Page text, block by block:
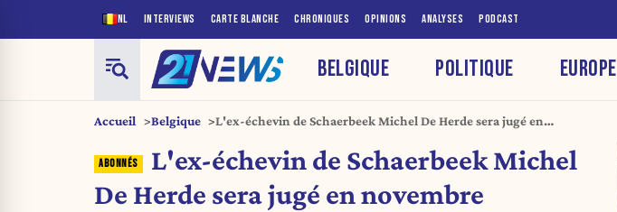
NL INTERVIEWS CARTE BLANCHE CHRONIQUES OPINIONS ANALYSES PODCAST
BELGIQUE POLITIQUE EUROPE
Accueil Belgique
L'ex-échevin de Schaerbeek Michel De Herde sera jugé en
L'ex-échevin de Schaerbeek Michel
De Herde sera jugé en novembre